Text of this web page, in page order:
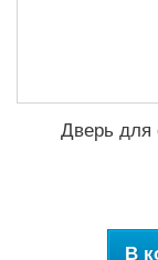
Дверь для
В